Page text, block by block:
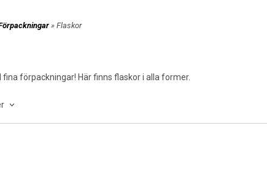
» Flaskor
fina förpackningar! Här finns flaskor i alla former.